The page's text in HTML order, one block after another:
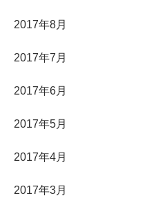
2017年8月
2017年7月
2017年6月
2017年5月
2017年4月
2017年3月